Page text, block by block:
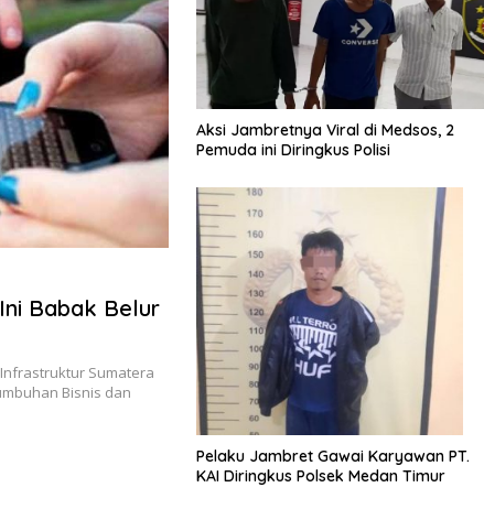
Babak Belur
Sumatera
Bisnis dan
Aksi Jambretnya Viral di Medsos, 2
Pemuda ini Diringkus Polisi
Pelaku Jambret Gawai Karyawan PT.
KAI Diringkus Polsek Medan Timur